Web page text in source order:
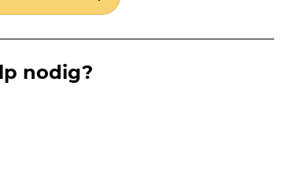
nodig?